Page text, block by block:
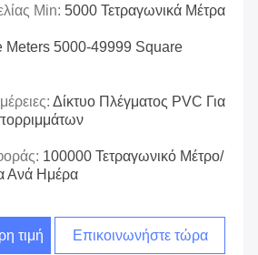
Min: 5000 Τετραγωνικά Μέτρα
Meters 5000-49999 Square
Δίκτυο Πλέγματος PVC Για
100000 Τετραγωνικό Μέτρο/
Ανά Ημέρα
τιμή Επικοινωνήστε τώρα